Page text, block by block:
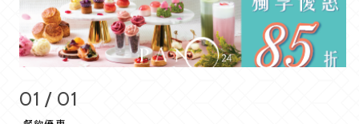
01 / 01